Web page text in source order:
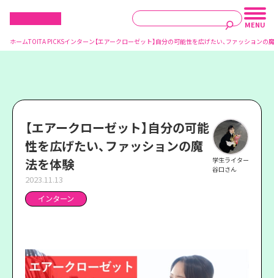
ホームTOITA PICKSインターン 【エアークローゼット】自分の可能性を広げたい、ファッションの
【エアークローゼット】自分の可能
性を広げたい、ファッションの魔
法を体験
2023.11.13
インターン
学生ライター
谷口さん